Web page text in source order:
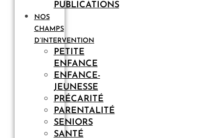
PUBLICATIONS
NOS
CHAMPS
D’INTERVENTION
PETITE
ENFANCE
ENFANCE-
JEUNESSE
PRÉCARITÉ
PARENTALITÉ
SENIORS
SANTÉ